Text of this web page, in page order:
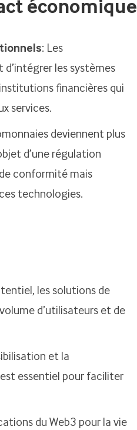
économique
: Les
les systèmes
financières qui
services.
deviennent plus
d’une régulation
conformité mais
technologies.
les solutions de
d’utilisateurs et de
et la
essentiel pour faciliter
du Web3 pour la vie